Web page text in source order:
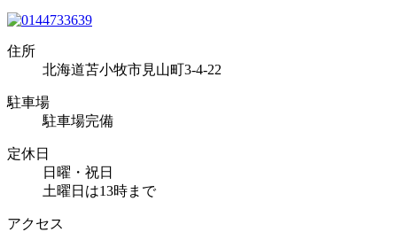
住所
北海道苫小牧市見山町3-4-22
駐車場
駐車場完備
定休日
日曜・祝日
土曜日は13時まで
アクセス